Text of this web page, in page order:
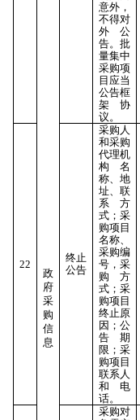
政
府
采
购
信
息
意外，
不得对
外公
告。批
量集中
采购项
目应当
公告框
架协
议。
22
终止
公告
采购人
和采购
代理机
构名
称、地
址、联
系方
式；采
购项目
名称、
采购编
号，采
购方
式；采
购项目
终止原
因；公
告期
限；采
购项目
联系人
和电
话。
采购对